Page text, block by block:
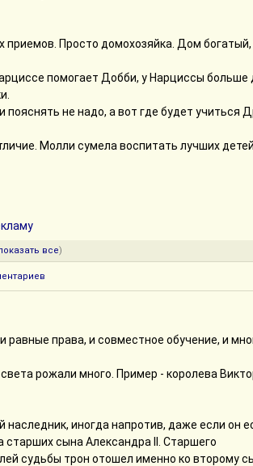
приемов. Просто домохозяйка. Дом богатый,
помогает Добби, у Нарциссы больше
не надо, а вот где будет учиться
Молли сумела воспитать лучших
все)
равные права, и совместное обучение, и
рожали много. Пример - королева
наследник, иногда напротив, даже если он
сына Александра II. Старшего
судьбы трон отошел именно ко второму